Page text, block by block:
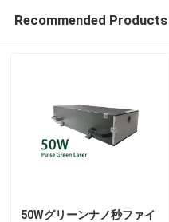
製品
動画
VRショー
Recommended Products
50Wグリーンナノ秒ファイ